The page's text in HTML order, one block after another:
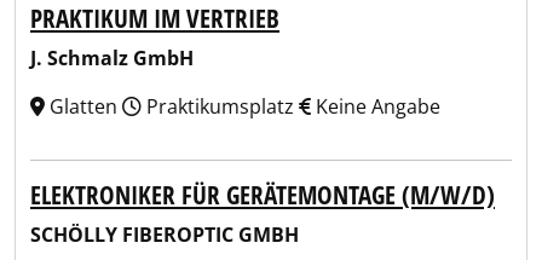
PRAKTIKUM IM VERTRIEB
J. Schmalz GmbH
Glatten
Praktikumsplatz Keine Angabe
ELEKTRONIKER FÜR GERÄTEMONTAGE (M/W/D)
SCHÖLLY FIBEROPTIC GMBH